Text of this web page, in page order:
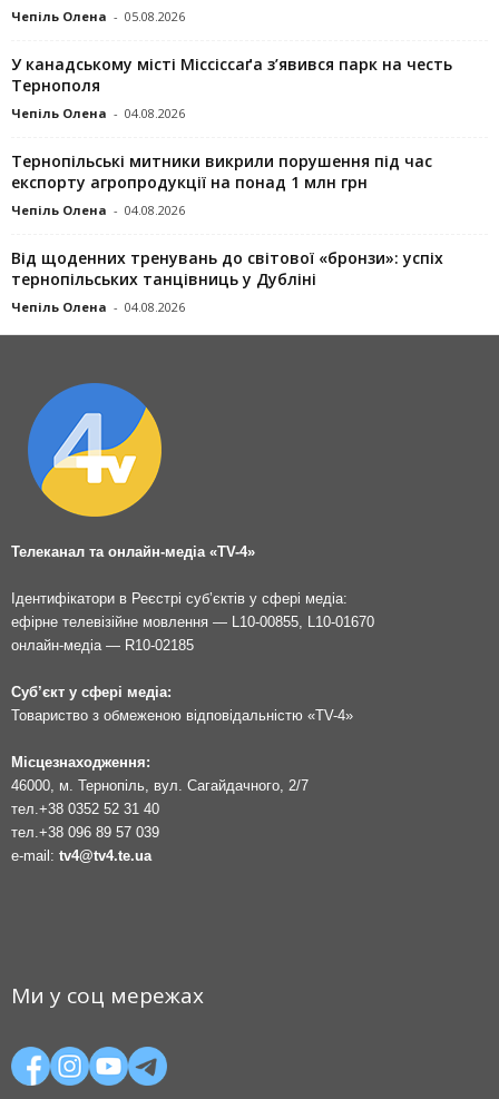
Чепіль Олена - 05.08.2026
У канадському місті Міссіссаґа з’явився парк на честь
Тернополя
Чепіль Олена - 04.08.2026
Тернопільські митники викрили порушення під час
експорту агропродукції на понад 1 млн грн
Чепіль Олена - 04.08.2026
Від щоденних тренувань до світової «бронзи»: успіх
тернопільських танцівниць у Дубліні
Чепіль Олена - 04.08.2026
Телеканал та онлайн-медіа «TV-4»
Ідентифікатори в Реєстрі суб’єктів у сфері медіа:
ефірне телевізійне мовлення — L10-00855, L10-01670
онлайн-медіа — R10-02185
Суб’єкт у сфері медіа:
Товариство з обмеженою відповідальністю «TV-4»
Місцезнаходження:
46000, м. Тернопіль, вул. Сагайдачного, 2/7
тел. +38 0352 52 31 40
тел. +38 096 89 57 039
e-mail: tv4@tv4.te.ua
Ми у соц мережах